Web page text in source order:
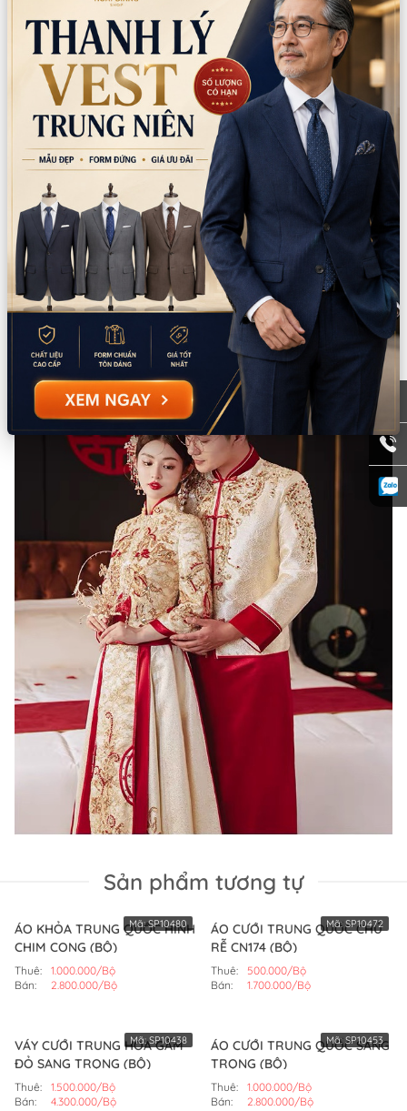
Sản phẩm tương tự
ÁO KHỎA TRUNG QUỐC HÌNH
CHIM CONG (BỘ)
Thuê:
1.000.000/Bộ
Bán:
2.800.000/Bộ
Mã:SP10480
ÁO CƯỚI TRUNG QUỐC CHÚ
RỄ CN174 (BỘ)
Thuê:
500.000/Bộ
Bán:
1.700.000/Bộ
Mã:SP10472
VÁY CƯỚI TRUNG HOA GẤM
ĐỎ SANG TRỌNG (BỘ)
Thuê:
1.500.000/Bộ
Bán:
4.300.000/Bộ
Mã:SP10438
ÁO CƯỚI TRUNG QUỐC SANG
TRỌNG (BỘ)
Thuê:
1.000.000/Bộ
Bán:
2.800.000/Bộ
Mã:SP10453